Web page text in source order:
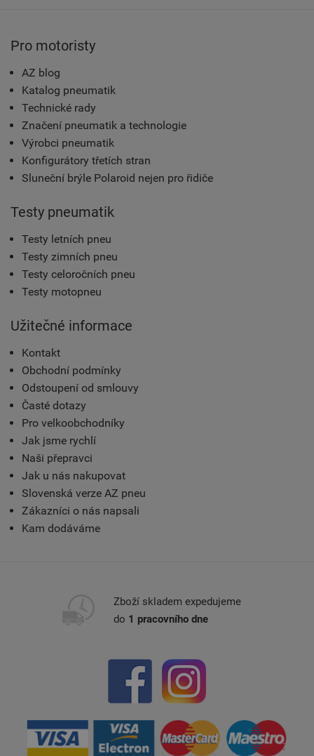
Pro motoristy
AZ blog
Katalog pneumatik
Technické rady
Značení pneumatik a technologie
Výrobci pneumatik
Konfigurátory třetích stran
Sluneční brýle Polaroid nejen pro řidiče
Testy pneumatik
Testy letních pneu
Testy zimních pneu
Testy celoročních pneu
Testy motopneu
Užitečné informace
Kontakt
Obchodní podmínky
Odstoupení od smlouvy
Časté dotazy
Pro velkoobchodníky
Jak jsme rychlí
Naši přepravci
Jak u nás nakupovat
Slovenská verze AZ pneu
Zákazníci o nás napsali
Kam dodáváme
Zboží skladem expedujeme
do 1 pracovního dne